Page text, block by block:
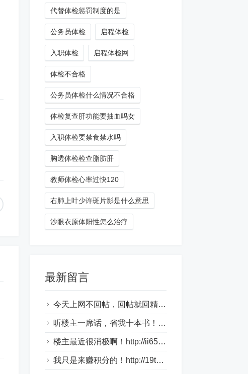
代替体检惩罚制度的是
公务员体检 启程体检
入职体检 启程体检网
体检不合格
公务员体检什么情况不合格
体检复查肝功能要抽血吗女
入职体检要禁食禁水吗
胸透体检检查脂肪肝
教师体检心率过快120
右肺上叶少许斑片影是什么意思
沙眼衣原体阳性怎么治疗
最新留言
今天上网不回帖，回帖就回精华帖！http://1aky9.bjkylp.com/
听楼主一席话，省我十本书！http://csi70c.whhongri.com/
楼主最近很消极啊！http://ii65v.loveho.net/
我只是来赚积分的！http://19tk.hlnrg.com/